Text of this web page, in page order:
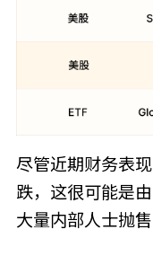
尽管近期财务表
跌，这很可能是
大量内部人士抛